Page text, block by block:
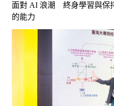
面對 AI 浪潮 終身學習與保
的能力